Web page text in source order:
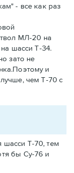
- все как раз
МЛ-20 на
шасси Т-34.
зато не
и
чем Т-70 с
шасси Т-70, тем
бы Су-76 и